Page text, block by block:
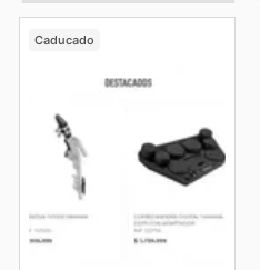
Caducado